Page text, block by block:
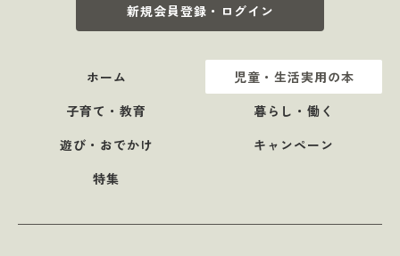
新規会員登録・ログイン
ホーム
児童・生活実用の本
子育て・教育
暮らし・働く
遊び・おでかけ
キャンペーン
特集